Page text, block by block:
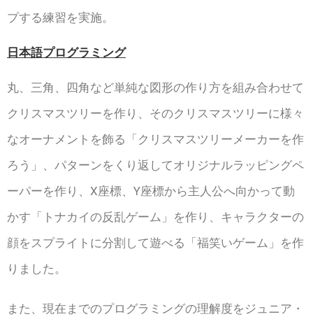
プする練習を実施。
日本語プログラミング
丸、三角、四角など単純な図形の作り方を組み合わせて
クリスマスツリーを作り、そのクリスマスツリーに様々
なオーナメントを飾る「クリスマスツリーメーカーを作
ろう」、パターンをくり返してオリジナルラッピングペ
ーパーを作り、X座標、Y座標から主人公へ向かって動
かす「トナカイの反乱ゲーム」を作り、キャラクターの
顔をスプライトに分割して遊べる「福笑いゲーム」を作
りました。
また、現在までのプログラミングの理解度をジュニア・